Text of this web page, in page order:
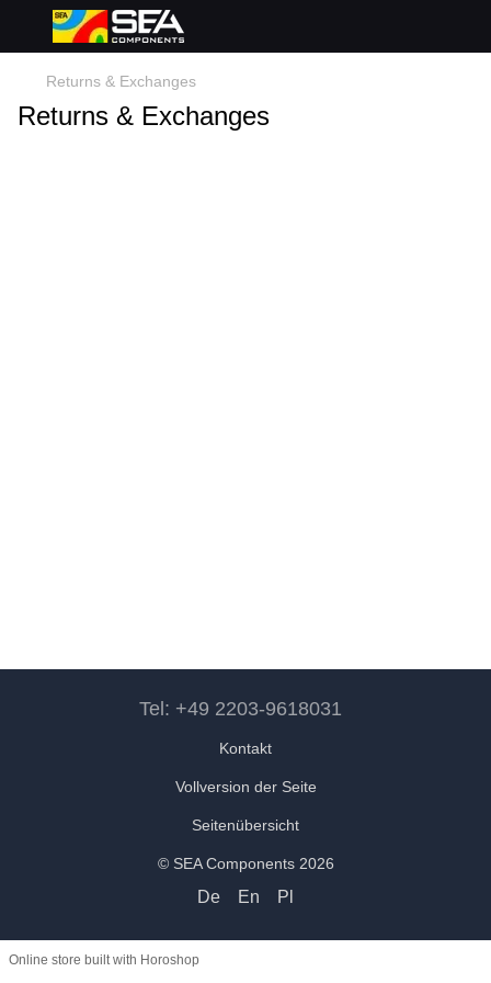
Returns & Exchanges
Returns & Exchanges
Tel: +49 2203-9618031
Kontakt
Vollversion der Seite
Seitenübersicht
© SEA Components 2026
De En Pl
Online store built with Horoshop